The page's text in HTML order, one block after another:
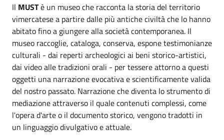
Il MUSTè un museo che racconta la storia del territorio
vimercatese a partire dalle più antiche civiltà che lo hanno
abitato fino a giungere alla società contemporanea. Il
museo raccoglie, cataloga, conserva, espone testimonianze
culturali - dai reperti archeologici ai beni storico-artistici,
dai video alle tradizioni orali - per tessere attorno a questi
oggetti una narrazione evocativa e scientificamente valida
del nostro passato. Narrazione che diventa lo strumento di
mediazione attraverso il quale contenuti complessi, come
l'opera d'arte o il documento storico, vengono tradotti in
un linguaggio divulgativo e attuale.